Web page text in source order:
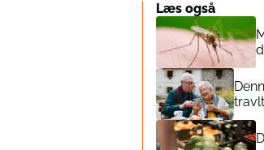
Læs også
travlt